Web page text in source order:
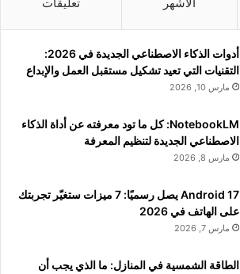
الأشهر تعليقات
أدوات الذكاء الاصطناعي الجديدة في 2026:
التقنيات التي تعيد تشكيل مستقبل العمل والإبداع
مارس 10, 2026
NotebookLM: كل ما تود معرفته عن أداة الذكاء
الاصطناعي الجديدة لتنظيم المعرفة
مارس 8, 2026
Android 17 يصل رسميًا: 7 ميزات ستغيّر تجربتك
على الهاتف في 2026
مارس 7, 2026
الطاقة الشمسية في المنازل: ما الذي يجب أن